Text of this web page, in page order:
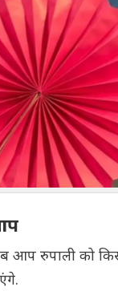
आप रुपाली को